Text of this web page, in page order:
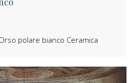
polare bianco Ceramica